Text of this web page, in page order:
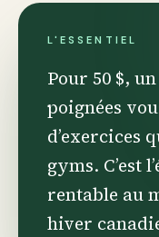
L'ESSENTIEL
Pour 50 $,
poignées
d’exercices
gyms. C’est
rentable au
hiver